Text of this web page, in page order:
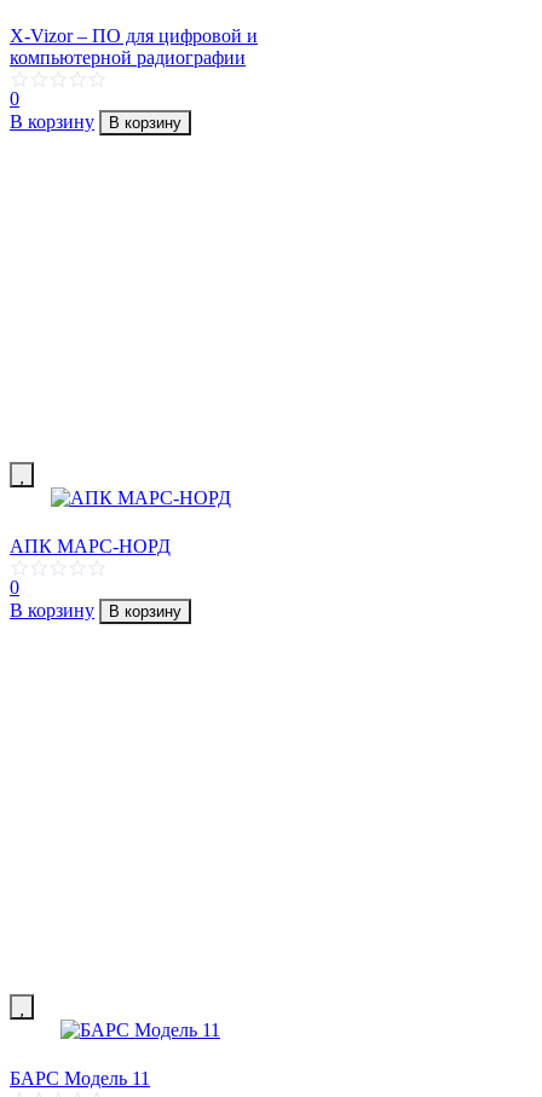
X-Vizor – ПО для цифровой и
компьютерной радиографии
0
В корзину
В корзину
АПК МАРС-НОРД
0
В корзину
В корзину
БАРС Модель 11